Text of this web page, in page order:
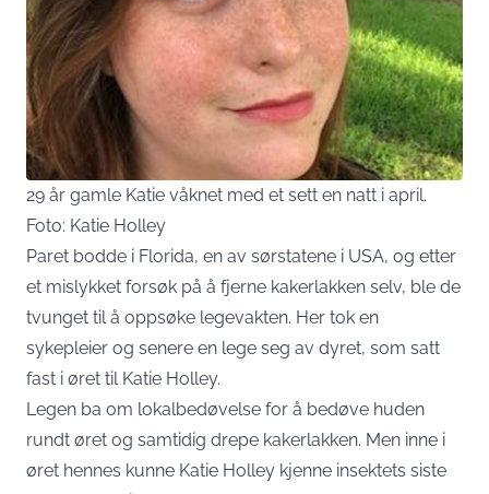
29 år gamle Katie våknet med et sett en natt i april.
Foto: Katie Holley
Paret bodde i Florida, en av sørstatene i USA, og etter
et mislykket forsøk på å fjerne kakerlakken selv, ble de
tvunget til å oppsøke legevakten. Her tok en
sykepleier og senere en lege seg av dyret, som satt
fast i øret til Katie Holley.
Legen ba om lokalbedøvelse for å bedøve huden
rundt øret og samtidig drepe kakerlakken. Men inne i
øret hennes kunne Katie Holley kjenne insektets siste